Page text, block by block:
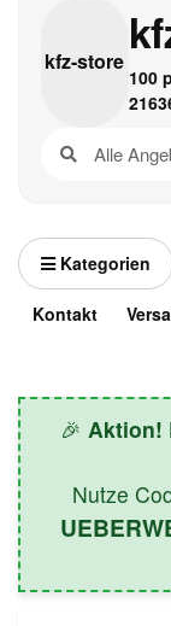
kfz-store
100
Kategorien
Kontakt
🎉 Aktion!
Nutze